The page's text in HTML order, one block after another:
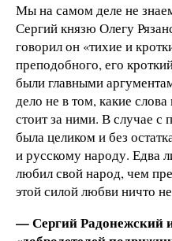
Мы на самом деле не
Сергий князю Олегу
говорил он «тихие и
преподобного, его
были главными
дело не в том, какие
стоит за ними. В случае
была целиком и без
и русскому народу. Едва
любил свой народ, чем
этой силой любви ничто
— Сергий Радонежский